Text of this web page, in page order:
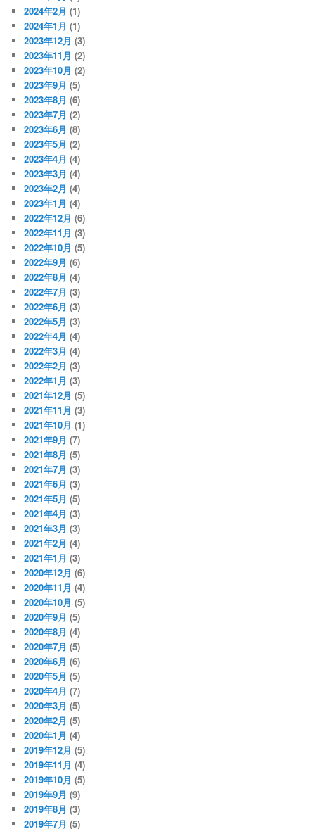
2024年2月 (1)
2024年1月 (1)
2023年12月 (3)
2023年11月 (2)
2023年10月 (2)
2023年9月 (5)
2023年8月 (6)
2023年7月 (2)
2023年6月 (8)
2023年5月 (2)
2023年4月 (4)
2023年3月 (4)
2023年2月 (4)
2023年1月 (4)
2022年12月 (6)
2022年11月 (3)
2022年10月 (5)
2022年9月 (6)
2022年8月 (4)
2022年7月 (3)
2022年6月 (3)
2022年5月 (3)
2022年4月 (4)
2022年3月 (4)
2022年2月 (3)
2022年1月 (3)
2021年12月 (5)
2021年11月 (3)
2021年10月 (1)
2021年9月 (7)
2021年8月 (5)
2021年7月 (3)
2021年6月 (3)
2021年5月 (5)
2021年4月 (3)
2021年3月 (3)
2021年2月 (4)
2021年1月 (3)
2020年12月 (6)
2020年11月 (4)
2020年10月 (5)
2020年9月 (5)
2020年8月 (4)
2020年7月 (5)
2020年6月 (6)
2020年5月 (5)
2020年4月 (7)
2020年3月 (5)
2020年2月 (5)
2020年1月 (4)
2019年12月 (5)
2019年11月 (4)
2019年10月 (5)
2019年9月 (9)
2019年8月 (3)
2019年7月 (5)